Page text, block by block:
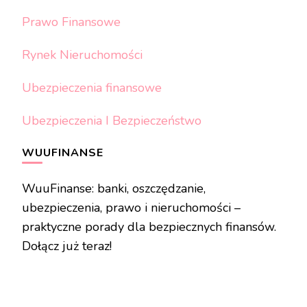
Prawo Finansowe
Rynek Nieruchomości
Ubezpieczenia finansowe
Ubezpieczenia I Bezpieczeństwo
WUUFINANSE
WuuFinanse: banki, oszczędzanie,
ubezpieczenia, prawo i nieruchomości –
praktyczne porady dla bezpiecznych finansów.
Dołącz już teraz!